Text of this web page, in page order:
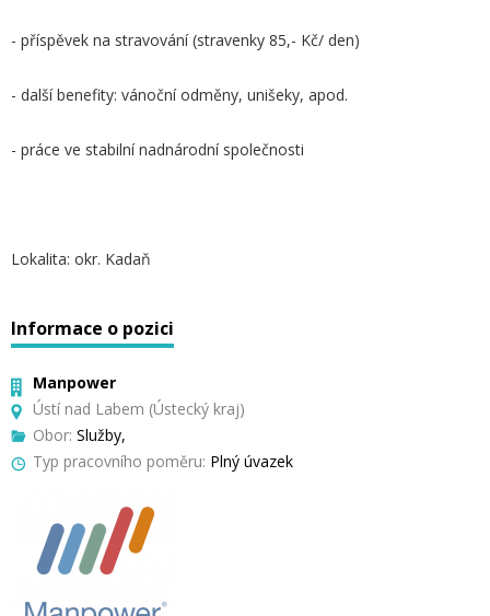
- příspěvek na stravování (stravenky 85,- Kč/ den)
- další benefity: vánoční odměny, unišeky, apod.
- práce ve stabilní nadnárodní společnosti
Lokalita: okr. Kadaň
Informace o pozici
Manpower
Ústí nad Labem (Ústecký kraj)
Obor: Služby,
Typ pracovního poměru: Plný úvazek